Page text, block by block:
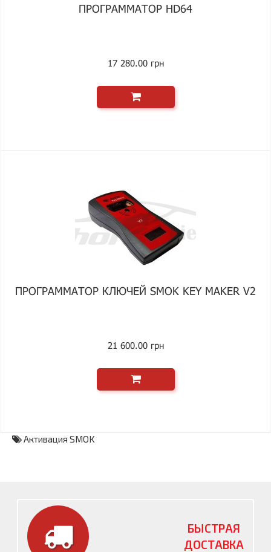
ПРОГРАММАТОР HD64
17 280.00 грн
ПРОГРАММАТОР КЛЮЧЕЙ SMOK KEY MAKER V2
21 600.00 грн
Активация SMOK
БЫСТРАЯ
ДОСТАВКА